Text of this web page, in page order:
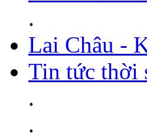
.
Lai Châu -
Tin tức thời
.
.